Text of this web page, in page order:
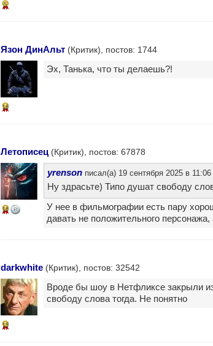
5
Язон ДинАльт(Критик), постов: 1744
16
Эх, Танька, что ты делаешь?!
Летописец(Критик), постов: 67878
16
yrensonписал(а) 19 сентября 2025 в 11:06
Ну здрасьте) Типо душат свободу
У нее в фильмографии есть пару
давать не положительного
darkwhite(Критик), постов: 32542
15
Вроде бы шоу в Нетфликсе закрыли
свободу слова тогда. Не понятно